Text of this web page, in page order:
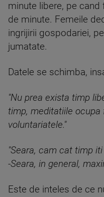
minute libere, pe
de minute. Femeile
ingrijirii gospodariei,
jumatate.
Datele se schimba,
"Nu prea exista timp
timp, meditatiile ocupa
voluntariatele."
"Seara, cam cat timp
-Seara, in general,
Este de inteles de ce